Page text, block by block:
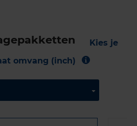
Kies je
omvang (inch)